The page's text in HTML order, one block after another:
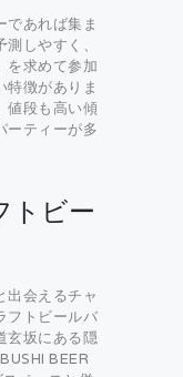
であれば集ま
しやすく、
を求めて参加
特徴がありま
値段も高い傾
ーティーが多
トビー
出会えるチャ
フトビールバ
玄坂にある隠
BEER